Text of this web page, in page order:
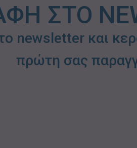
ΣΤΟ
newsletter και
πρώτη σας